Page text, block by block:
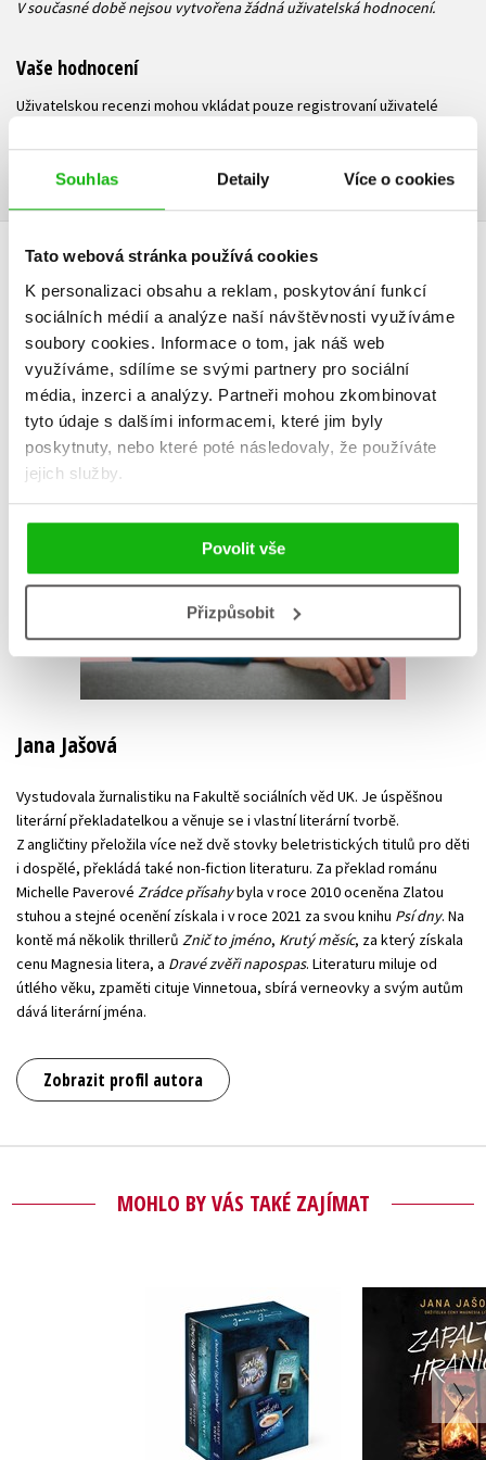
Souhlas Detaily Více o cookies
Tato webová stránka používá cookies
K personalizaci obsahu a reklam, poskytování funkcí
sociálních médií a analýze naší návštěvnosti využíváme
soubory cookies. Informace o tom, jak náš web
využíváme, sdílíme se svými partnery pro sociální
média, inzerci a analýzy. Partneři mohou zkombinovat
tyto údaje s dalšími informacemi, které jim byly
poskytnuty, nebo které poté následovaly, že používáte
jejich služby.
Povolit vše
Přizpůsobit
V současné době nejsou vytvořena žádná uživatelská hodnocení.
Vaše hodnocení
Uživatelskou recenzi mohou vkládat pouze registrovaní uživatelé
Přihlásit
AUTOR KNIHY
Jana Jašová
Vystudovala žurnalistiku na Fakultě sociálních věd UK. Je úspěšnou
literární překladatelkou a věnuje se i vlastní literární tvorbě.
Z angličtiny přeložila více než dvě stovky beletristických titulů pro děti
i dospělé, překládá také non-fiction literaturu. Za překlad románu
Michelle Paverové Zrádce přísahybyla v roce 2010 oceněna Zlatou
stuhou a stejné ocenění získala i v roce 2021 za svou knihu Psí dny. Na
kontě má několik thrillerů Znič to jméno, Krutý měsíc, za který získala
cenu Magnesia litera, a Dravé zvěři napospas. Literaturu miluje od
útlého věku, zpaměti cituje Vinnetoua, sbírá verneovky a svým autům
dává literární jména.
Zobrazit profil autora
MOHLO BY VÁS TAKÉ ZAJÍMAT
3× Jana Jašová - box
Jana Jašová
Zapalte
Jana